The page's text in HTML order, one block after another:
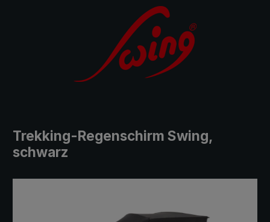
Trekking-Regenschirm Swing,
schwarz